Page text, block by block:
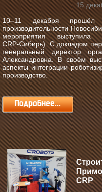
15
10–11 декабря
производительности
мероприятия
CRP‑Сибирь). С докладом
генеральный директор
Александровна. В своём
аспекты интеграции
производство.
Подробнее...
CRP